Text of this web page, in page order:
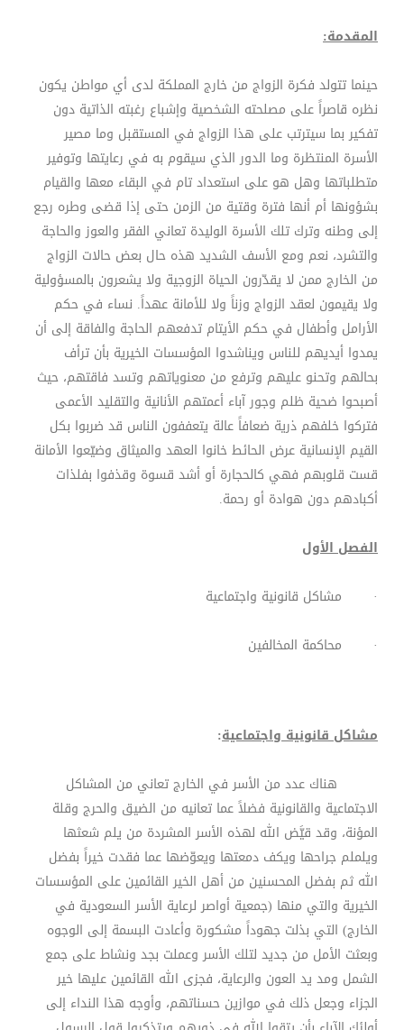
المقدمة:
حينما تتولد فكرة الزواج من خارج المملكة لدى أي مواطن يكون
نظره قاصراً على مصلحته الشخصية وإشباع رغبته الذاتية دون
تفكير بما سيترتب على هذا الزواج في المستقبل وما مصير
الأسرة المنتظرة وما الدور الذي سيقوم به في رعايتها وتوفير
متطلباتها وهل هو على استعداد تام في البقاء معها والقيام
بشؤونها أم أنها فترة وقتية من الزمن حتى إذا قضى وطره رجع
إلى وطنه وترك تلك الأسرة الوليدة تعاني الفقر والعوز والحاجة
والتشرد، نعم ومع الأسف الشديد هذه حال بعض حالات الزواج
من الخارج ممن لا يقدّرون الحياة الزوجية ولا يشعرون بالمسؤولية
ولا يقيمون لعقد الزواج وزناً ولا للأمانة عهداً. نساء في حكم
الأرامل وأطفال في حكم الأيتام تدفعهم الحاجة والفاقة إلى أن
يمدوا أيديهم للناس ويناشدوا المؤسسات الخيرية بأن ترأف
بحالهم وتحنو عليهم وترفع من معنوياتهم وتسد فاقتهم، حيث
أصبحوا ضحية ظلم وجور آباء أعمتهم الأنانية والتقليد الأعمى
فتركوا خلفهم ذرية ضعافاً عالة يتعففون الناس قد ضربوا بكل
القيم الإنسانية عرض الحائط خانوا العهد والميثاق وضيّعوا الأمانة
قست قلوبهم فهي كالحجارة أو أشد قسوة وقذفوا بفلذات
أكبادهم دون هوادة أو رحمة.
الفصل الأول
· مشاكل قانونية واجتماعية
· محاكمة المخالفين
مشاكل قانونية واجتماعية:
هناك عدد من الأسر في الخارج تعاني من المشاكل
الاجتماعية والقانونية فضلاً عما تعانيه من الضيق والحرج وقلة
المؤنة، وقد قيَّض الله لهذه الأسر المشردة من يلم شعثها
ويلملم جراحها ويكف دمعتها ويعوّضها عما فقدت خيراً بفضل
الله ثم بفضل المحسنين من أهل الخير القائمين على المؤسسات
الخيرية والتي منها (جمعية أواصر لرعاية الأسر السعودية في
الخارج) التي بذلت جهوداً مشكورة وأعادت البسمة إلى الوجوه
وبعثت الأمل من جديد لتلك الأسر وعملت بجد ونشاط على جمع
الشمل ومد يد العون والرعاية، فجزى الله القائمين عليها خير
الجزاء وجعل ذلك في موازين حسناتهم، وأوجه هذا النداء إلى